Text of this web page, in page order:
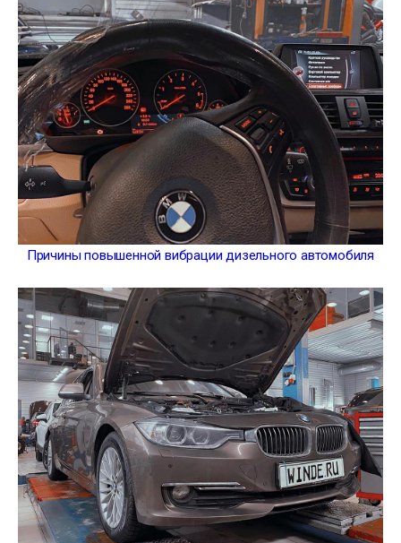
Причины повышенной вибрации дизельного автомобиля